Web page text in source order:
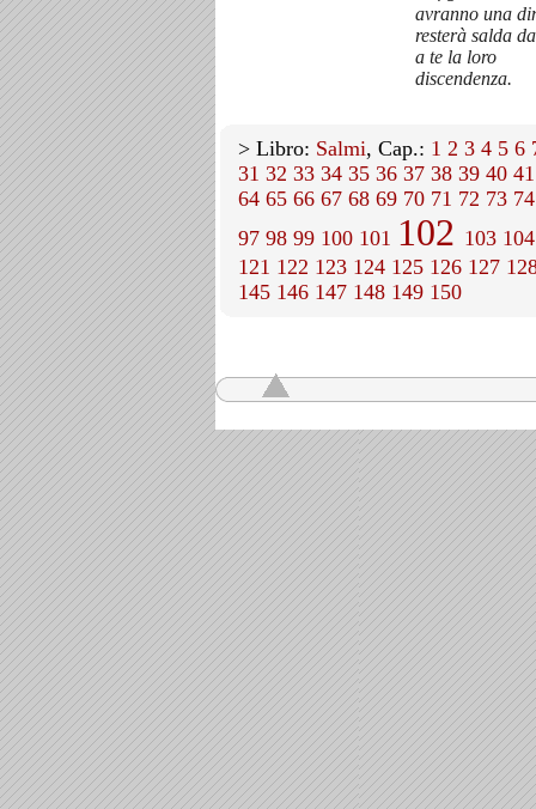
avranno una
resterà salda
a te la loro
discendenza.
> Libro: Salmi, Cap.: 1 2 3 4 5 6
31 32 33 34 35 36 37 38 39 40 41
64 65 66 67 68 69 70 71 72 73 74
97 98 99 100 101 102 103 104
121 122 123 124 125 126 127
145 146 147 148 149 150